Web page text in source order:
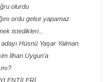
olurdu
ordu gelse yapamaz
istedikleri...
Hüsnü Yaşar Yalman
İlhan Uygun’a